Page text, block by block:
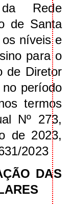
Rede
de Santa
níveis e
para o
de Diretor
período
termos
Nº 273,
de 2023,
2023
DAS